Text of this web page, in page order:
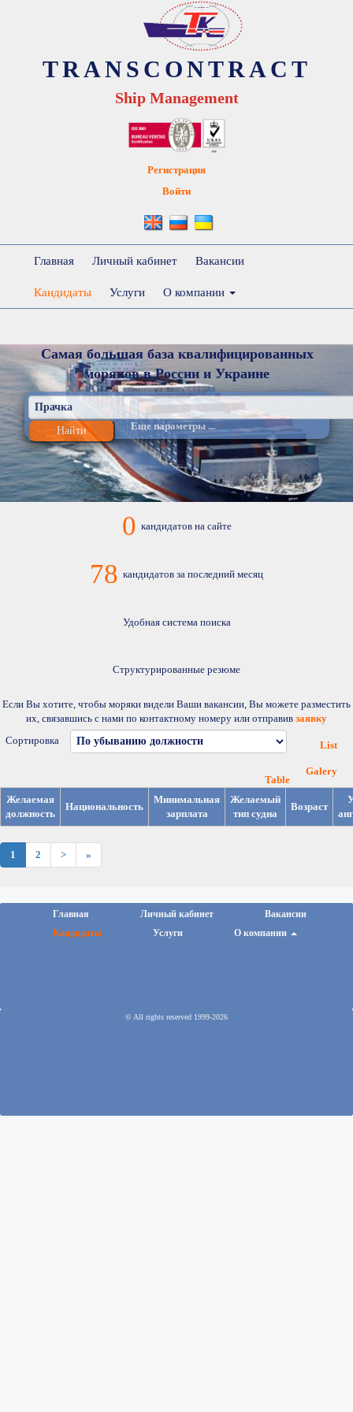
TRANSCONTRACT
Ship Management
Регистрация
Войти
Главная Личный кабинет Вакансии
Кандидаты Услуги О компании
Самая большая база квалифицированных
моряков в России и Украине
Найти Еще параметры ...
0 кандидатов на сайте
78 кандидатов за последний месяц
Удобная система поиска
Структурированные резюме
Если Вы хотите, чтобы моряки видели Ваши вакансии, Вы можете разместить
их, связавшись с нами по контактному номеру или отправив заявку
Сортировка
List
Galery
Table
Желаемая
должность
Национальность
Минимальная
зарплата
Желаемый
тип судна
Возраст
1 2 > »
Главная Личный кабинет
Вакансии
Кандидаты
Услуги О компании
© All rights reserved 1999-2026